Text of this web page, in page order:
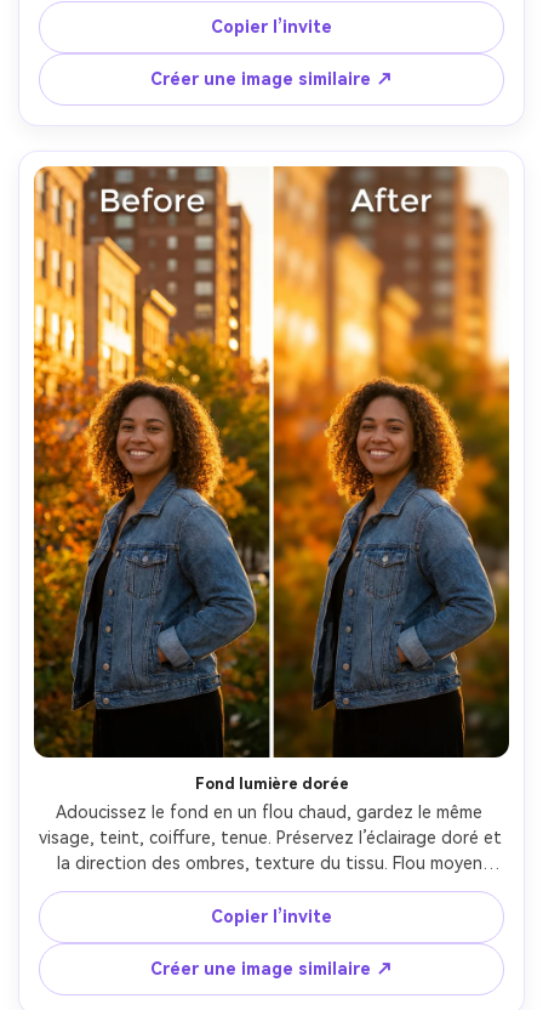
réaliste sans bavure, détails du fond préservés --ar 4:5
Copier l’invite
Créer une image similaire ↗
Fond lumière dorée
Adoucissez le fond en un flou chaud, gardez le même
visage, teint, coiffure, tenue. Préservez l’éclairage doré et
la direction des ombres, texture du tissu. Flou moyen
pour garder l’effet de lumière naturel, évitez les contours
découpés, sauvegardez la colorimétrie --ar 4:5
Copier l’invite
Créer une image similaire ↗